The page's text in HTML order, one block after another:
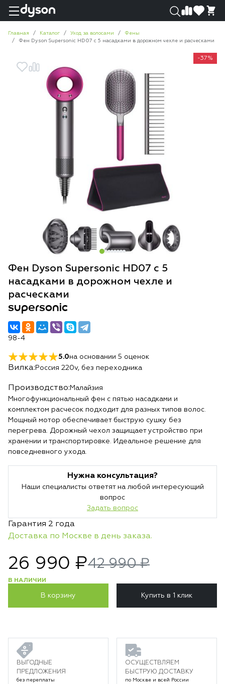
Главная Каталог Уход за волосами
Фены
Фен Dyson Supersonic HD07 с 5 насадками в дорожном чехле и расческами
-37%
Фен Dyson Supersonic HD07 с 5
насадками в дорожном чехле и
расческами
supersonic
98-4
5.0на основании 5 оценок
Вилка: Россия 220v, без переходника
Производство: Малайзия
Многофункциональный фен с пятью насадками и
комплектом расчесок подходит для разных типов волос.
Мощный мотор обеспечивает быструю сушку без
перегрева. Дорожный чехол защищает устройство при
хранении и транспортировке. Идеальное решение для
повседневного ухода.
Нужна консультация?
Наши специалисты ответят на любой интересующий
вопрос
Задать вопрос
Гарантия 2 года
Доставка по Москве в день заказа.
26 990 ₽42 990 ₽
В НАЛИЧИИ
В корзину Купить в 1 клик
ВЫГОДНЫЕ
ПРЕДЛОЖЕНИЯ
без переплаты
ОСУЩЕСТВЛЯЕМ
БЫСТРУЮ ДОСТАВКУ
по Москве и всей России